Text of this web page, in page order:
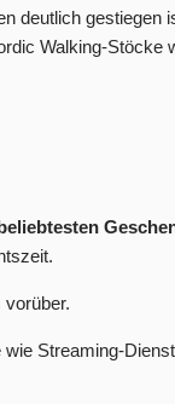
deutlich
Walking-Stöcke
Streaming-